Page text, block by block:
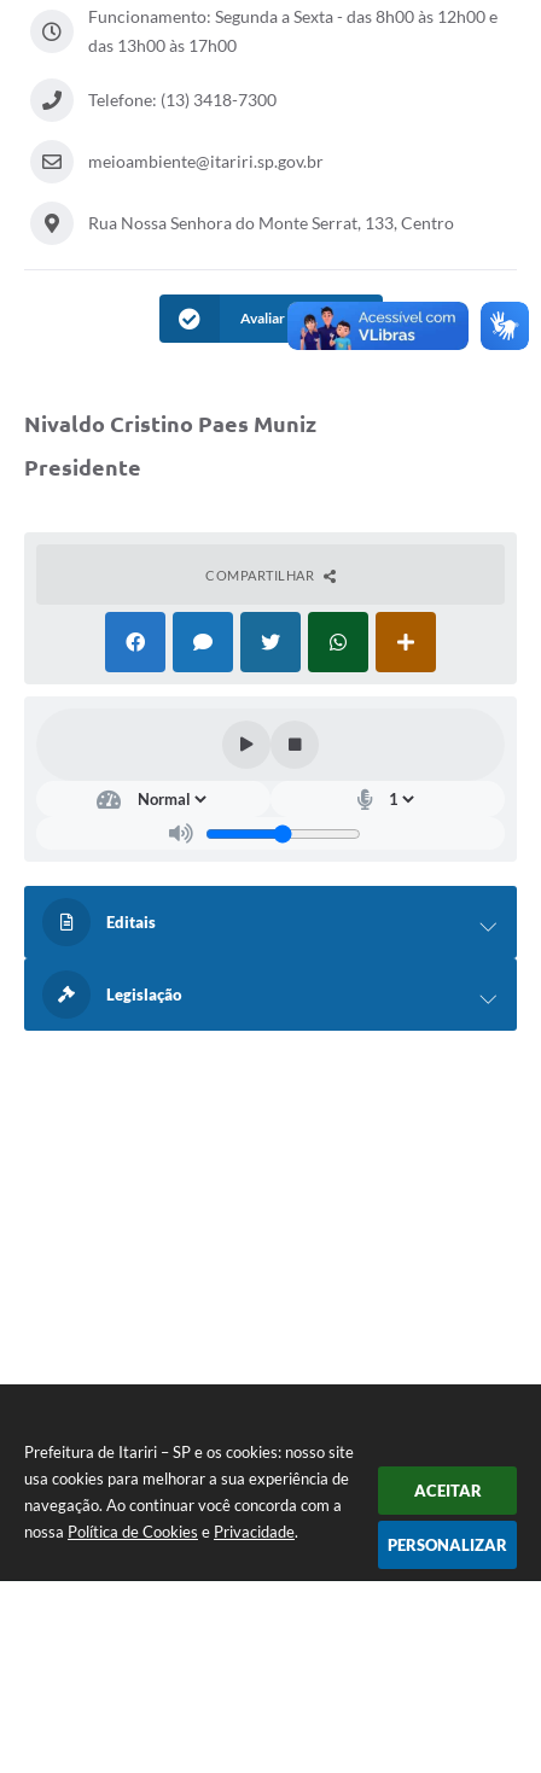
Prefeitura de Itariri – SP e os cookies: nosso site
usa cookies para melhorar a sua experiência de
navegação. Ao continuar você concorda com a
nossa Política de Cookies e Privacidade.
ACEITAR
PERSONALIZAR
Funcionamento: Segunda a Sexta - das 8h00 às 12h00 e
das 13h00 às 17h00
Telefone: (13) 3418-7300
meioambiente@itariri.sp.gov.br
Rua Nossa Senhora do Monte Serrat, 133, Centro
Avaliar Informação
Nivaldo Cristino Paes Muniz
Presidente
COMPARTILHAR
Editais
Legislação